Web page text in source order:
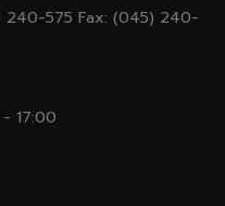
575 Fax: (045) 240-
17:00